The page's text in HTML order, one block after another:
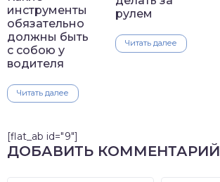
инструменты
обязательно
должны быть
с собою у
водителя
Читать далее
рулем
Читать далее
[flat_ab id="9"]
ДОБАВИТЬ КОММЕНТАРИЙ